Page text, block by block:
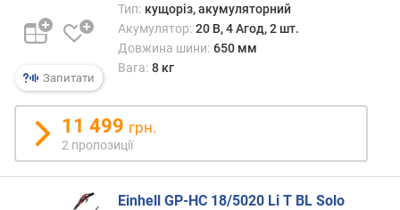
в
і
д
е
ш
е
в
и
х
Запитати
Тип: кущоріз, акумуляторний
Акумулятор: 20 В, 4 Агод, 2 шт.
Довжина шини: 650 мм
Вага: 8 кг
11 499 грн.
2 пропозиції
Einhell GP-HC 18/5020 Li T BL Solo